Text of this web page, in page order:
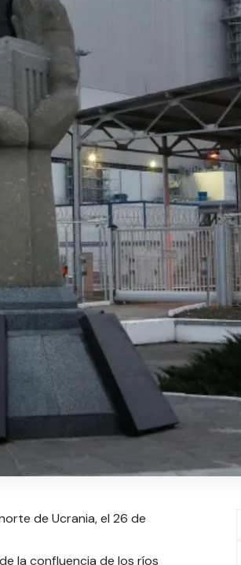
de Ucrania, el 26 de
la confluencia de los ríos